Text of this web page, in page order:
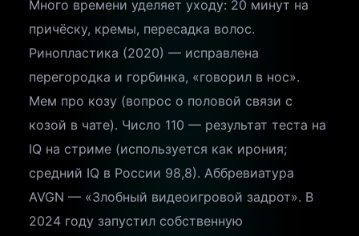
Много времени уделяет уходу: 20 минут на
причёску, кремы, пересадка волос.
Ринопластика (2020) — исправлена
перегородка и горбинка, «говорил в нос».
Мем про козу (вопрос о половой связи с
козой в чате). Число 110 — результат теста на
IQ на стриме (используется как ирония;
средний IQ в России 98,8). Аббревиатура
AVGN — «Злобный видеоигровой задрот». В
2024 году запустил собственную